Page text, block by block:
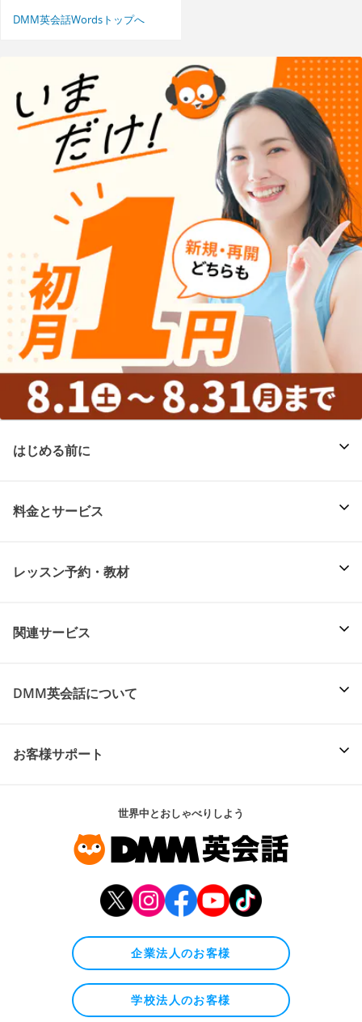
DMM英会話Wordsトップへ
はじめる前に
料金とサービス
レッスン予約・教材
関連サービス
DMM英会話について
お客様サポート
世界中とおしゃべりしよう
企業法人のお客様
学校法人のお客様